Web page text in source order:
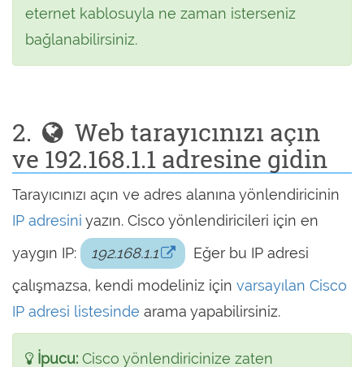
eternet kablosuyla ne zaman isterseniz
bağlanabilirsiniz.
2.
Web tarayıcınızı açın
ve 192.168.1.1 adresine gidin
Tarayıcınızı açın ve adres alanına yönlendiricinin
IP adresini yazın. Cisco yönlendiricileri için en
yaygın IP:
192.168.1.1
Eğer bu IP adresi
çalışmazsa, kendi modeliniz için varsayılan Cisco
IP adresi listesinde arama yapabilirsiniz.
İpucu: Cisco yönlendiricinize zaten